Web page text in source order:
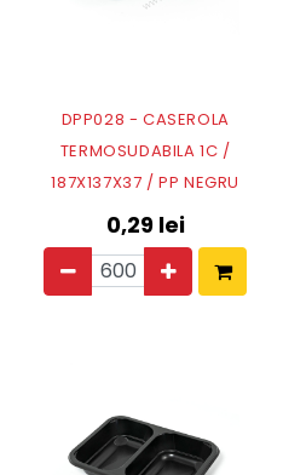
DPP028 - CASEROLA
TERMOSUDABILA 1C /
187X137X37 / PP NEGRU
0,29lei